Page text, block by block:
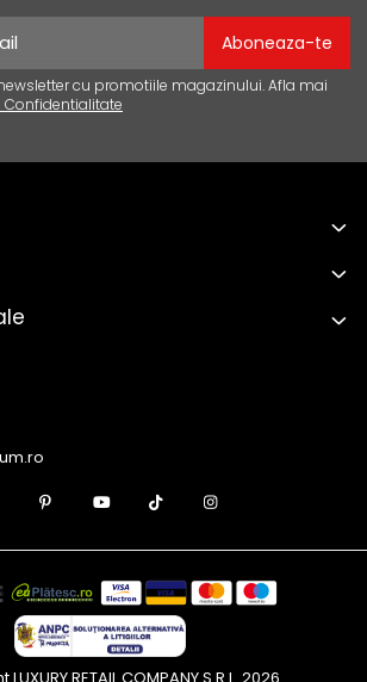
cu promotiile magazinului. Afla mai
Confidentialitate